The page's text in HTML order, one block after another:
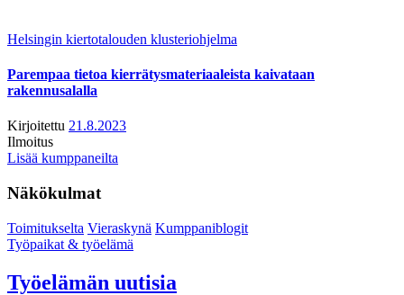
Helsingin kiertotalouden klusteriohjelma
Parempaa tietoa kierrätysmateriaaleista kaivataan
rakennusalalla
Kirjoitettu 21.8.2023
Ilmoitus
Lisää kumppaneilta
Näkökulmat
Toimitukselta Vieraskynä Kumppaniblogit
Työpaikat & työelämä
Työelämän uutisia